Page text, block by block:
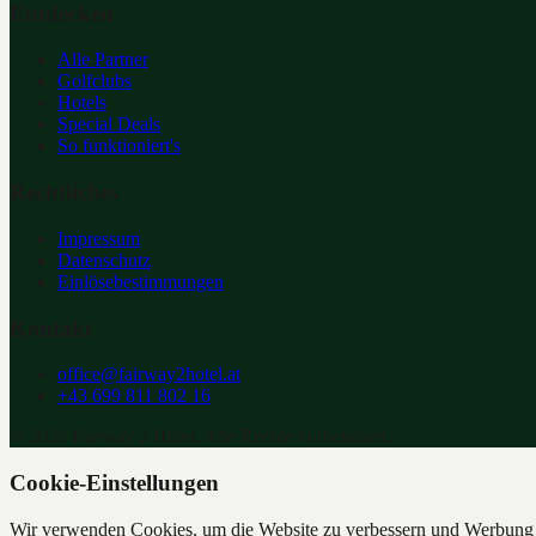
Alle Partner
Golfclubs
Hotels
Special Deals
So funktioniert's
Impressum
Datenschutz
Einlösebestimmungen
office@fairway2hotel.at
+43 699 811 802 16
Cookie-Einstellungen
Wir verwenden Cookies, um die Website zu verbessern und